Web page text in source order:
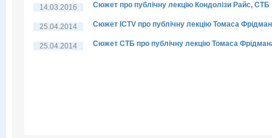
14.03.2016 Сюжет про публічну лекцію Кондолізи Райс, СТБ
25.04.2014 Сюжет ICTV про публічну лекцію Томаса
25.04.2014 Сюжет СТБ про публічну лекцію Томаса